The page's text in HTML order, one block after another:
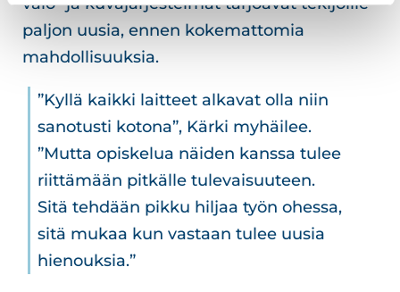
paljon uusia, ennen kokemattomia
mahdollisuuksia.
”Kyllä kaikki laitteet alkavat olla niin
sanotusti kotona”, Kärki myhäilee.
”Mutta opiskelua näiden kanssa tulee
riittämään pitkälle tulevaisuuteen.
Sitä tehdään pikku hiljaa työn ohessa,
sitä mukaa kun vastaan tulee uusia
hienouksia.”